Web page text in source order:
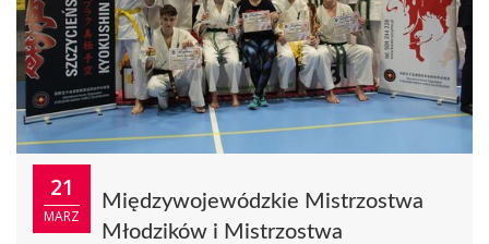
21
MARZ
Międzywojewódzkie Mistrzostwa
Młodzików i Mistrzostwa